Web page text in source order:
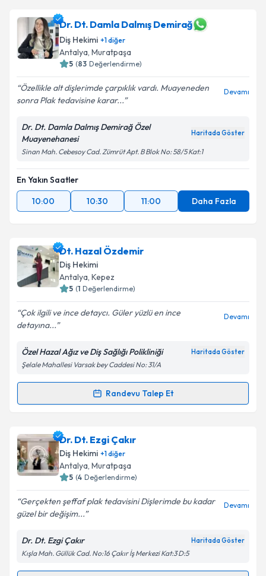
Dr. Dt. Damla Dalmış Demirağ
Diş Hekimi +1diğer
Antalya, Muratpaşa
5 (83 Değerlendirme)
Özellikle alt dişlerimde çarpıklık vardı. Muayeneden
sonra Plak tedavisine karar...
Devamı
Dr. Dt. Damla Dalmış Demirağ Özel
Muayenehanesi
Haritada Göster
Sinan Mah. Cebesoy Cad. Zümrüt Apt. B Blok No: 58/5 Kat:1
En Yakın Saatler
10:00
10:30 11:00 Daha Fazla
Dt. Hazal Özdemir
Diş Hekimi
Antalya, Kepez
5 (1 Değerlendirme)
Çok ilgili ve ince detaycı. Güler yüzlü en ince
detayına...
Devamı
Özel Hazal Ağız ve Diş Sağlığı Polikliniği Haritada Göster
Şelale Mahallesi Varsak bey Caddesi No: 31/A
Randevu Talep Et
Randevu Takvimi Talebi
Dt. Hazal Özdemiriçin randevu takvimi talebi
oluşturun. Size bu uzmandan randevu almanız için bir
takvim hazırlandığında e-posta ile bilgilendireceğiz.
Kişisel verilerimin işlenmesine ilişkin
Aydınlatma
Metni'ni okudum ve kişisel verilerimin belirtilen
kapsamda işlenmesini kabul ediyorum.
Dr. Dt. Ezgi Çakır
Diş Hekimi +1diğer
Antalya, Muratpaşa
5 (4 Değerlendirme)
Gerçekten şeffaf plak tedavisini Dişlerimde bu kadar
güzel bir değişim...
Devamı
Dr. Dt. Ezgi Çakır Haritada Göster
Kışla Mah. Güllük Cad. No:16 Çakır İş Merkezi Kat:3 D:5